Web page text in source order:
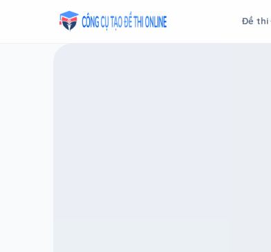
Đề thi
Taodethi.xyz - Tạo đề thi Online miễn phí